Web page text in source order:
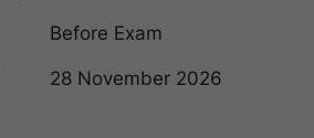
Before Exam
28 November 2026